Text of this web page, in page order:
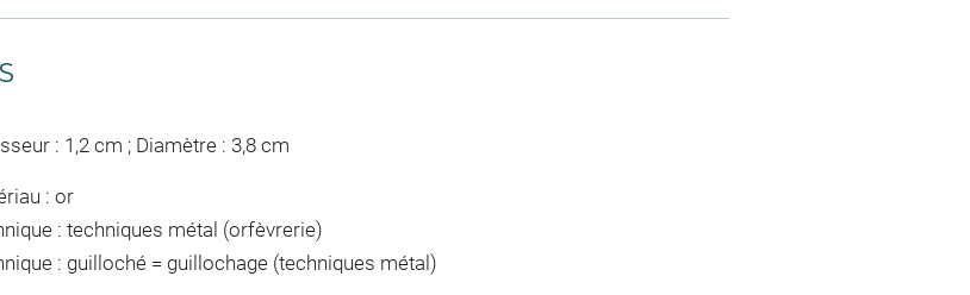
: 1,2 cm ; Diamètre : 3,8 cm
: or
: techniques métal (orfèvrerie)
: guilloché = guillochage (techniques métal)